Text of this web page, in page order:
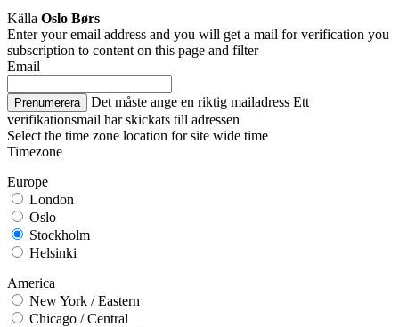
Källa Oslo Børs
Enter your email address and you will get a mail for verification you
subscription to content on this page and filter
Email
Prenumerera Det måste ange en riktig mailadress Ett
verifikationsmail har skickats till adressen
Select the time zone location for site wide time
Timezone
Europe
London
Oslo
Stockholm
Helsinki
America
New York / Eastern
Chicago / Central